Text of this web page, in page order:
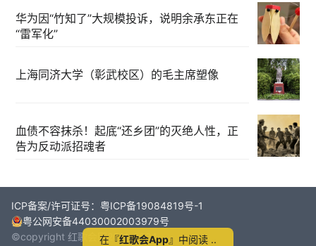
华为因“竹知了”大规模投诉，说明余承东正在
“雷军化”
上海同济大学（彰武校区）的毛主席塑像
血债不容抹杀！起底“还乡团”的灭绝人性，正
告为反动派招魂者
ICP备案/许可证号：粤ICP备19084819号-1
粤公网安备44030002003979号
©copyright 红歌会网2011-2024
在『红歌会App』中阅读 ..